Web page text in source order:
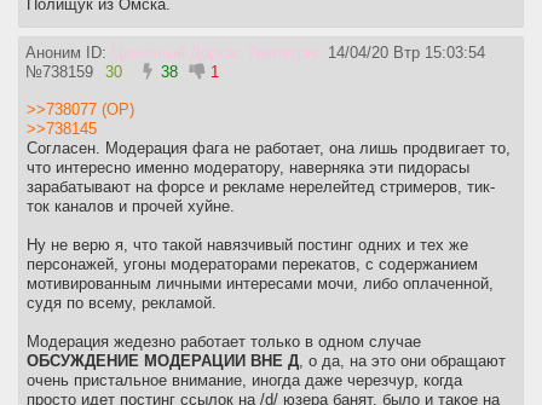
Полищук из Омска.
Аноним ID: Циничный Доркас Твелвтрис 14/04/20 Втр 15:03:54
№738159 30 38 1
>>738077 (OP)
>>738145
Согласен. Модерация фага не работает, она лишь продвигает то,
что интересно именно модератору, наверняка эти пидорасы
зарабатывают на форсе и рекламе нерелейтед стримеров, тик-
ток каналов и прочей хуйне.
Ну не верю я, что такой навязчивый постинг одних и тех же
персонажей, угоны модераторами перекатов, с содержанием
мотивированным личными интересами мочи, либо оплаченной,
судя по всему, рекламой.
Модерация жедезно работает только в одном случае
ОБСУЖДЕНИЕ МОДЕРАЦИИ ВНЕ Д, о да, на это они обращают
очень пристальное внимание, иногда даже черезчур, когда
просто идет постинг ссылок на /d/ юзера банят, было и такое на